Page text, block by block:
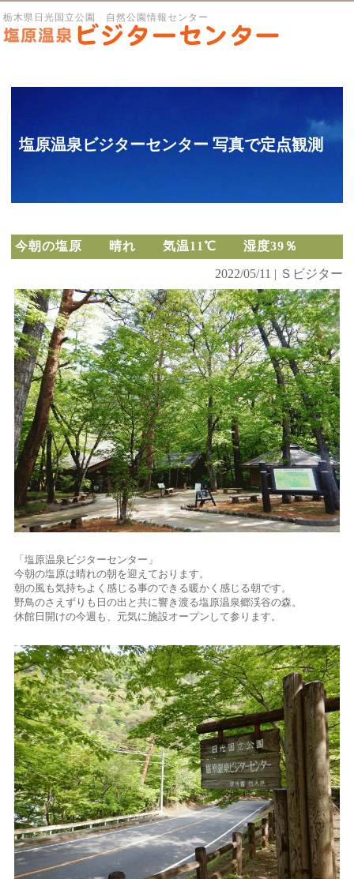
栃木県日光国立公園 自然公園情報センター
塩原温泉ビジターセンター 写真で定点観測
今朝の塩原 晴れ 気温11℃ 湿度39％
2022/05/11 | Ｓビジター
「塩原温泉ビジターセンター」
今朝の塩原は晴れの朝を迎えております。
朝の風も気持ちよく感じる事のできる暖かく感じる朝です。
野鳥のさえずりも日の出と共に響き渡る塩原温泉郷渓谷の森。
休館日開けの今週も、元気に施設オープンして参ります。